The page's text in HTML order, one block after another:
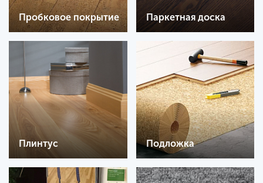
Пробковое покрытие Паркетная доска
Плинтус Подложка